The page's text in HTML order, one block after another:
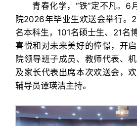
青春化学，“铁”定不凡。6
院2026年毕业生欢送会举行。
名本科生，101名硕士生、21名
喜悦和对未来美好的憧憬，开
院领导班子成员、教师代表、
及家长代表出席本次欢送会，
辅导员谭瑛洁主持。